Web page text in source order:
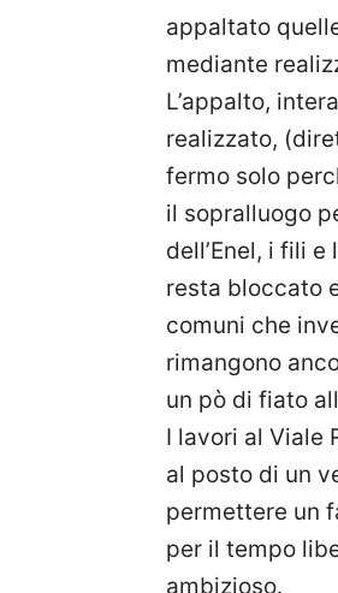
appaltato
mediante
L’appalto,
realizzato,
fermo solo
il sopralluogo
dell’Enel, i fili
resta bloccato
comuni che
rimangono
un pò di fiato
I lavori al Viale
al posto di un
permettere un
per il tempo
ambizioso.